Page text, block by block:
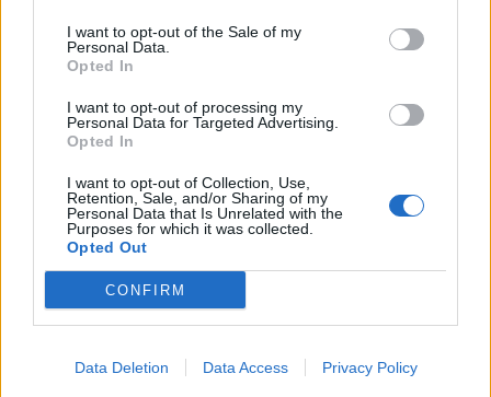
I want to opt-out of the Sale of my
Personal Data.
Opted In
I want to opt-out of processing my
Personal Data for Targeted Advertising.
Opted In
I want to opt-out of Collection, Use,
Retention, Sale, and/or Sharing of my
Personal Data that Is Unrelated with the
Purposes for which it was collected.
Opted Out
CONFIRM
Data Deletion Data Access Privacy Policy
Salon de jardin ultra résistant face aux intempéries :
la solution durable
3 août 2026